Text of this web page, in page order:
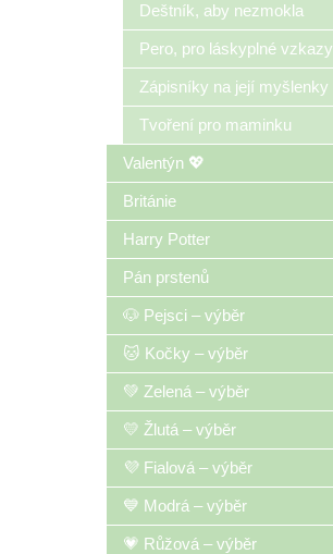
Deštník, aby nezmokla
Pero, pro láskyplné vzkazy
Zápisníky na její myšlenky
Tvoření pro maminku
Valentýn 💖
Británie
Harry Potter
Pán prstenů
🐶 Pejsci – výběr
🐱 Kočky – výběr
💚 Zelená – výběr
💛 Žlutá – výběr
💜 Fialová – výběr
💙 Modrá – výběr
💗 Růžová – výběr